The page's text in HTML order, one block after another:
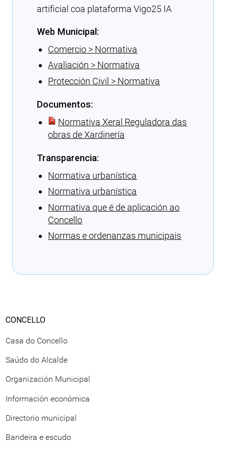
artificial coa plataforma Vigo25 IA
Web Municipal:
Comercio > Normativa
Avaliación > Normativa
Protección Civil > Normativa
Documentos:
Normativa Xeral Reguladora das
obras de Xardinería
Transparencia:
Normativa urbanística
Normativa urbanística
Normativa que é de aplicación ao
Concello
Normas e ordenanzas municipais
CONCELLO
Casa do Concello
Saúdo do Alcalde
Organización Municipal
Información económica
Directorio municipal
Bandeira e escudo